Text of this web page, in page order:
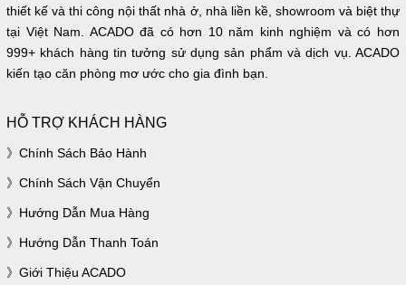
thiết kế và thi công nội thất nhà ở, nhà liền kề, showroom và biệt thự
tại Việt Nam. ACADO đã có hơn 10 năm kinh nghiệm và có hơn
999+ khách hàng tin tưởng sử dụng sản phẩm và dịch vụ. ACADO
kiến tạo căn phòng mơ ước cho gia đình bạn.
HỖ TRỢ KHÁCH HÀNG
Chính Sách Bảo Hành
Chính Sách Vận Chuyển
Hướng Dẫn Mua Hàng
Hướng Dẫn Thanh Toán
Giới Thiệu ACADO